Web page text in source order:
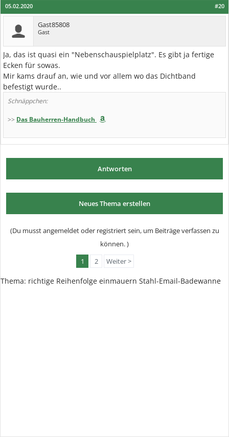
#20
05.02.2020
Gast85808
Gast
Ja, das ist quasi ein "Nebenschauspielplatz". Es gibt ja fertige
Ecken für sowas.
Mir kams drauf an, wie und vor allem wo das Dichtband
befestigt wurde..
Schnäppchen:
>> Das Bauherren-Handbuch
Antworten
Neues Thema erstellen
(Du musst angemeldet oder registriert sein, um Beiträge verfassen zu
können. )
1
2 Weiter >
Thema: richtige Reihenfolge einmauern Stahl-Email-Badewanne